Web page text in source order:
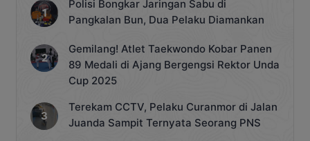
Polisi Bongkar Jaringan Sabu di
Pangkalan Bun, Dua Pelaku Diamankan
Gemilang! Atlet Taekwondo Kobar Panen
89 Medali di Ajang Bergengsi Rektor Unda
Cup 2025
Terekam CCTV, Pelaku Curanmor di Jalan
Juanda Sampit Ternyata Seorang PNS